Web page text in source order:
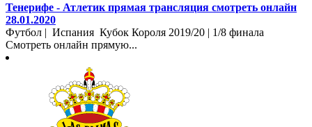
Тенерифе - Атлетик прямая трансляция смотреть онлайн
28.01.2020
Футбол | Испания Кубок Короля 2019/20 | 1/8 финала
Смотреть онлайн прямую...